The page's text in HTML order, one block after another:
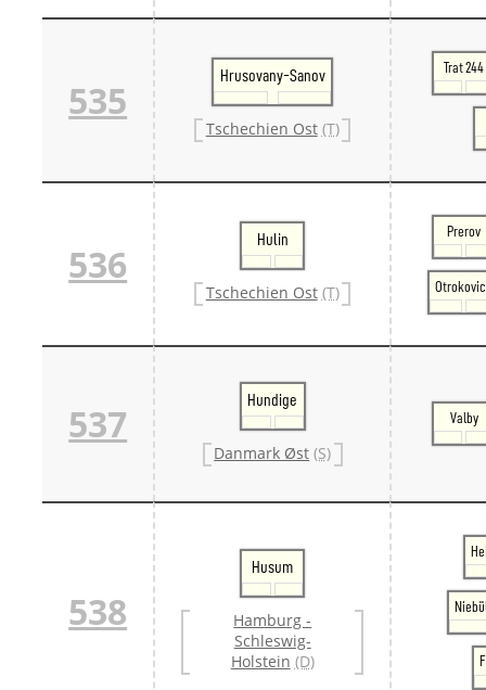
535
Hrusovany-Sanov
Tschechien Ost (T)
Trat 244
536
Hulin
Tschechien Ost (T)
Prerov
537
Hundige
Danmark Øst (S)
Valby
538
Husum
Hamburg -
Schleswig-
Holstein (D)